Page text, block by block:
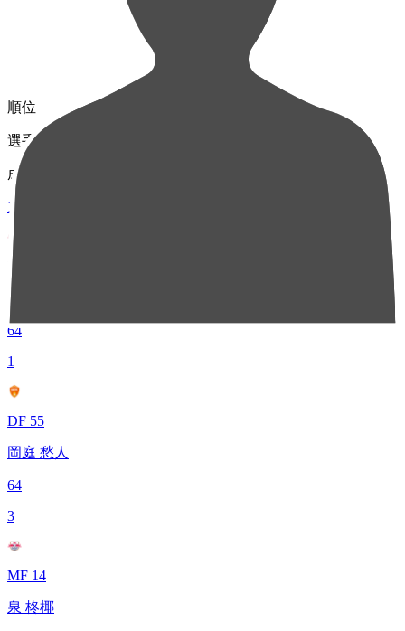
順位
選手名
成績
1
FW 29
カプリーニ
64
1
DF 55
岡庭 愁人
64
3
MF 14
泉 柊椰